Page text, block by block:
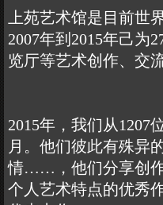
上苑艺术馆是目前世
2007年到2015年己为
览厅等艺术创作、交
2015年，我们从1207
月。他们彼此有殊异
情……，他们分享创作
个人艺术特点的优秀